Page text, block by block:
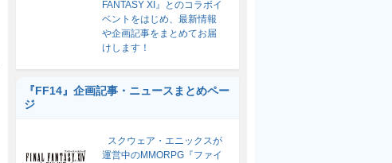
FANTASY XI』とのコラボイ
ベントをはじめ、最新情報
や企画記事をまとめてお届
けします！
『FF14』企画記事・ニュースまとめペー
ジ
スクウェア・エニックスが
運営中のMMORPG『ファイ